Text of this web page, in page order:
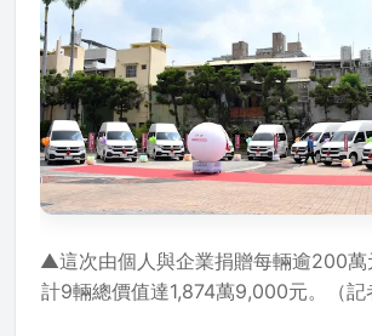
▲這次由個人與企業捐贈每輛逾200萬
計9輛總價值達1,874萬9,000元。（記